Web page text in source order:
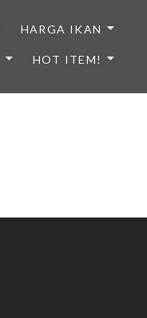
HARGA IKAN
HOT ITEM!